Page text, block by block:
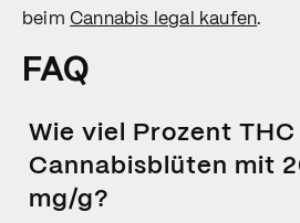
beim Cannabis legal kaufen.
FAQ
Wie viel Prozent THC
Cannabisblüten mit
mg/g?